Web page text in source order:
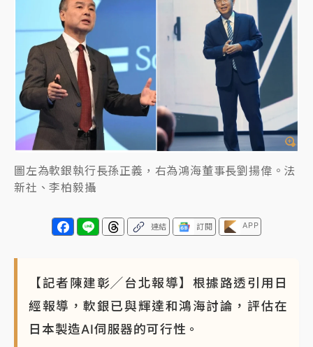
白海豚逼近！新北高灘地停車場下午4時強制拖吊 中午
開放水門周邊紅黃線停車
中颱白海豚環流掠北海！今明防劇烈降雨 東部高溫飆
38度
周末精選｜ 慈濟遭詐10億完整始末曝！律師掮客大玩兩
面手法 郭台銘、蔡英文成關鍵
本周爆款短影音｜ 柯文哲帶電子手鐶拄拐杖現身／周玉
蔻蔡玉真開撕爆料
周末精選｜ 跨境網購族注意！EZ Way若改由政府委
任 預算難關如何解？
要3件事
圖左為軟銀執行長孫正義，右為鴻海董事長劉揚偉。法
新社、李柏毅攝
連結 訂閱 APP
【記者陳建彰╱台北報導】根據路透引用日
經報導，軟銀已與輝達和鴻海討論，評估在
日本製造AI伺服器的可行性。